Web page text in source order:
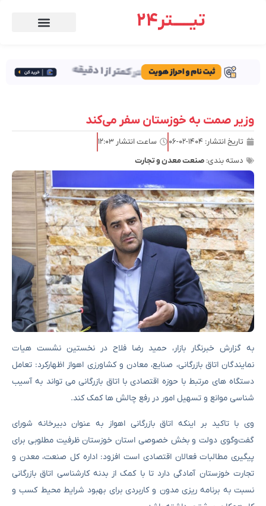
تیـــــتر24
وزیر صمت به خوزستان سفر می‌کند
تاریخ انتشار: ۱۴۰۴-۰۲-۰۶ ساعت انتشار ۱۲:۰۳
دسته بندی: صنعت معدن و تجارت
به گزارش خبرنگار بازار، حمید رضا فلاح در نخستین نشست هیات
نمایندگان اتاق بازرگانی، صنایع، معادن و کشاورزی اهواز اظهارکرد: تعامل
دستگاه های مرتبط با حوزه اقتصادی با اتاق بازرگانی می تواند به آسیب
شناسی موانع و تسهیل امور در رفع چالش ها کمک کند.
وی با تاکید بر اینکه اتاق بازرگانی اهواز به عنوان دبیرخانه شورای
گفت‌وگوی دولت و بخش خصوصی استان خوزستان ظرفیت مطلوبی برای
پیگیری مطالبات فعالان اقتصادی است افزود: اداره کل صنعت، معدن و
تجارت خوزستان آمادگی دارد تا با کمک از بدنه کارشناسی اتاق بازرگانی
نسبت به برنامه ریزی مدون و کاربردی برای بهبود شرایط محیط کسب و